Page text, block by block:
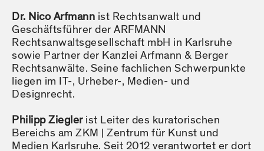
Dr. Nico Arfmann ist Rechtsanwalt und
Geschäftsführer der ARFMANN
Rechtsanwaltsgesellschaft mbH in Karlsruhe
sowie Partner der Kanzlei Arfmann & Berger
Rechtsanwälte. Seine fachlichen Schwerpunkte
liegen im IT-, Urheber-, Medien- und
Designrecht.
Philipp Zieglerist Leiter des kuratorischen
Bereichs am ZKM | Zentrum für Kunst und
Medien Karlsruhe. Seit 2012 verantwortet er dort